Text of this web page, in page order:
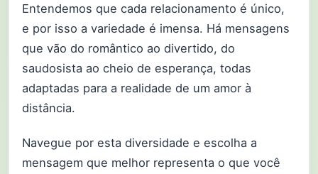
Entendemos que cada relacionamento é único,
e por isso a variedade é imensa. Há mensagens
que vão do romântico ao divertido, do
saudosista ao cheio de esperança, todas
adaptadas para a realidade de um amor à
distância.
Navegue por esta diversidade e escolha a
mensagem que melhor representa o que você